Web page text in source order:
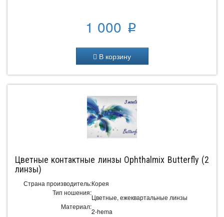
1 000 p
В корзину
Цветные контактные линзы Ophthalmix Butterfly (2
линзы)
Страна производитель:
Тип ношения:
Материал:
Корея
Цветные, ежеквартальные линзы
2-hema